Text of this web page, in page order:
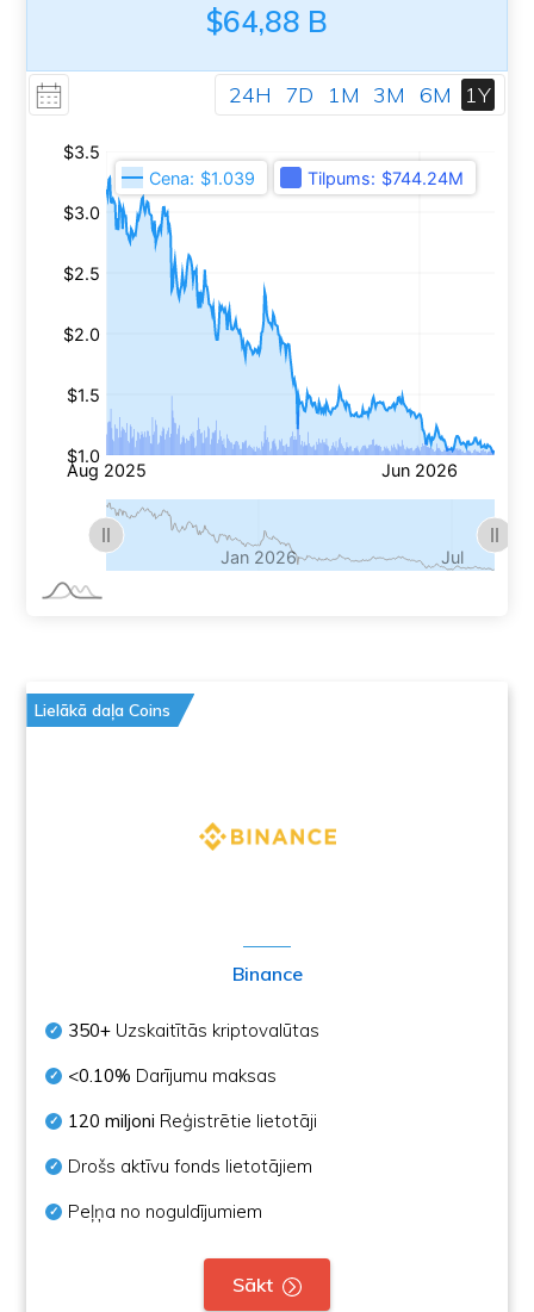
$64,88 B
24H 7D 1M 3M 6M 1Y
Lielākā daļa Coins
Binance
350+ Uzskaitītās kriptovalūtas
<0.10% Darījumu maksas
120 miljoni Reģistrētie lietotāji
Drošs aktīvu fonds lietotājiem
Peļņa no noguldījumiem
Sākt